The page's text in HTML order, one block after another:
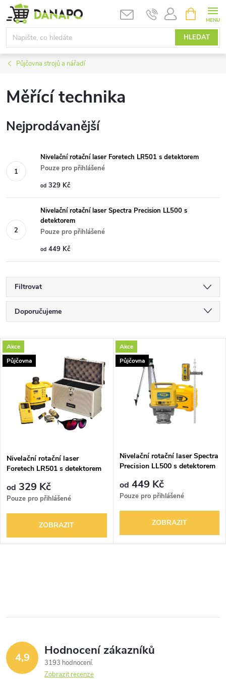
Přejít
na
obsah
HLEDAT
NÁKUPNÍ
KOŠÍK
Půjčovna strojů a nářadí
Měřící technika
Nejprodávanější
Nivelační rotační laser Foretech LR501 s detektorem
Pouze pro přihlášené
od 329 Kč
Nivelační rotační laser Spectra Precision LL500 s
detektorem
Pouze pro přihlášené
od 449 Kč
Filtrovat
Ř
a
z
p
r
o
d
t
ů
Doporučujeme
Nejdražší
Nejprodávanější
Abecedně
V
ý
s
p
r
d
ů
Akce
Půjčovna
Nivelační rotační laser
Foretech LR501 s detektorem
od 329 Kč
Pouze pro přihlášené
ZOBRAZIT
Akce
Půjčovna
Nivelační rotační laser Spectra
Precision LL500 s detektorem
od 449 Kč
Pouze pro přihlášené
ZOBRAZIT
l
d
a
4,9 Hodnocení zákazníků
3193 hodnocení
Zobrazit recenze